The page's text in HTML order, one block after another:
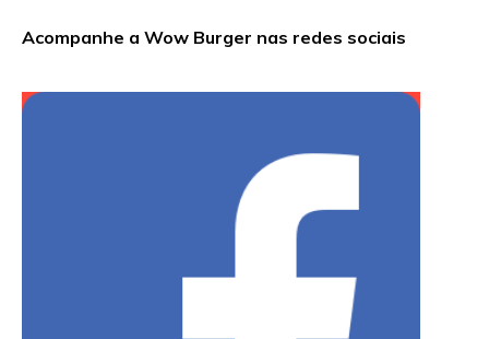
Acompanhe a Wow Burger nas redes sociais